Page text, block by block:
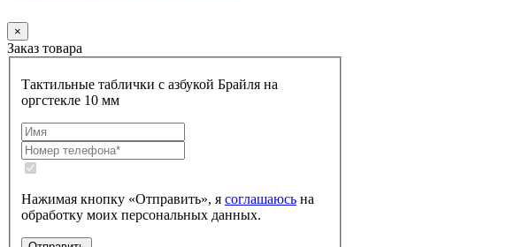
×
Заказ товара
Тактильные таблички с азбукой Брайля на
оргстекле 10 мм
Нажимая кнопку «Отправить», я соглашаюсь на
обработку моих персональных данных.